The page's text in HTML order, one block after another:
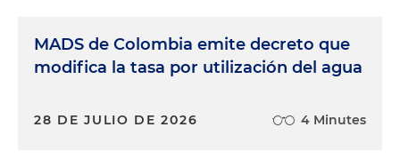
MADS de Colombia emite decreto que
modifica la tasa por utilización del agua
28 DE JULIO DE 2026 4 Minutes